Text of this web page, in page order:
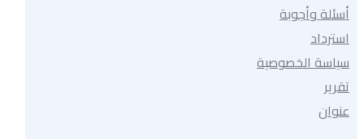
أسئلة وأجوبة
استرداد
سياسة الخصوصية
تقرير
عنوان